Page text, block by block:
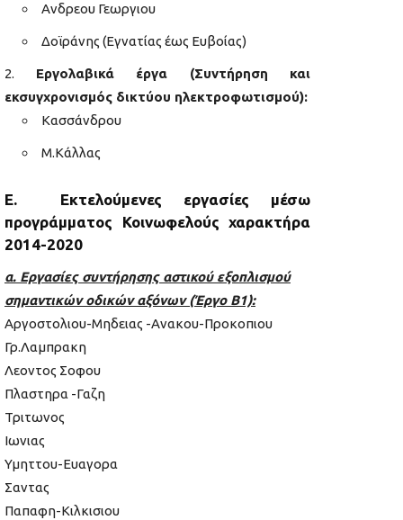
Ανδρεου Γεωργιου
Δοϊράνης (Εγνατίας έως Ευβοίας)
Εργολαβικά έργα (Συντήρηση και
εκσυγχρονισμός δικτύου ηλεκτροφωτισμού):
Κασσάνδρου
Μ.Κάλλας
Ε. Εκτελούμενες εργασίες μέσω
προγράμματος Κοινωφελούς χαρακτήρα
2014-2020
α. Εργασίες συντήρησης αστικού εξοπλισμού
σημαντικών οδικών αξόνων (Έργο Β1):
Αργοστολιου-Μηδειας -Ανακου-Προκοπιου
Γρ.Λαμπρακη
Λεοντος Σοφου
Πλαστηρα -Γαζη
Τριτωνος
Ιωνιας
Υμηττου-Ευαγορα
Σαντας
Παπαφη-Κιλκισιου